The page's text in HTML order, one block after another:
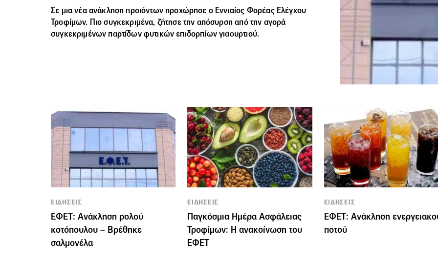
Σε μια νέα ανάκληση προιόντων προχώρησε ο Εννιαίος Φορέας Ελέγχου
Τροφίμων. Πιο συγκεκριμένα, ζήτησε την απόσυρση από την αγορά
συγκεκριμένων παρτίδων φυτικών επιδορπίων γιαουρτιού.
ΕΙΔΗΣΕΙΣ
ΕΦΕΤ: Ανάκληση ρολού
κοτόπουλου – Βρέθηκε
σαλμονέλα
ΕΙΔΗΣΕΙΣ
Παγκόσμια Ημέρα Ασφάλειας
Τροφίμων: H ανακοίνωση του
ΕΦΕΤ
ΕΙΔΗΣΕΙΣ
ΕΦΕΤ: Ανάκληση
ποτού